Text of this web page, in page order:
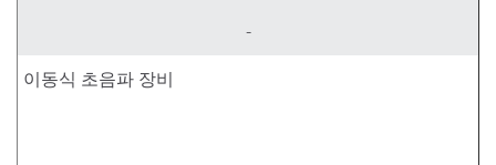
-
이동식 초음파 장비